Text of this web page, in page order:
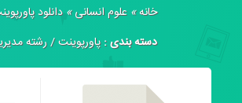
خانه» علوم انسانی»دانلود
دسته بندی :پاورپوینت/رشته